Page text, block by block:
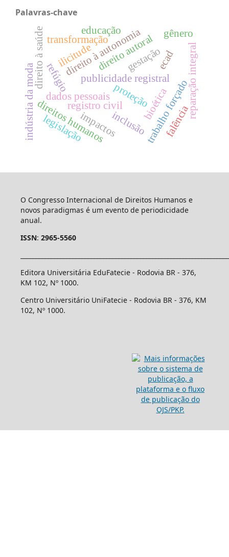
Palavras-chave
dados pessoais
publicidade registral
registro civil
refúgio
direitos humanos trabalho forçado
gestação
ilicitude
proteção reparação integral
bioética
impactos
legislação
direito à autonomia
inclusão
transformação
educação
direito autoralecad
indústria da moda falência
direito à saúde gênero
O Congresso Internacional de Direitos Humanos e
novos paradigmas é um evento de periodicidade
anual.
ISSN: 2965-5560
Editora Universitária EduFatecie - Rodovia BR - 376,
KM 102, Nº 1000.
Centro Universitário UniFatecie - Rodovia BR - 376, KM
102, Nº 1000.